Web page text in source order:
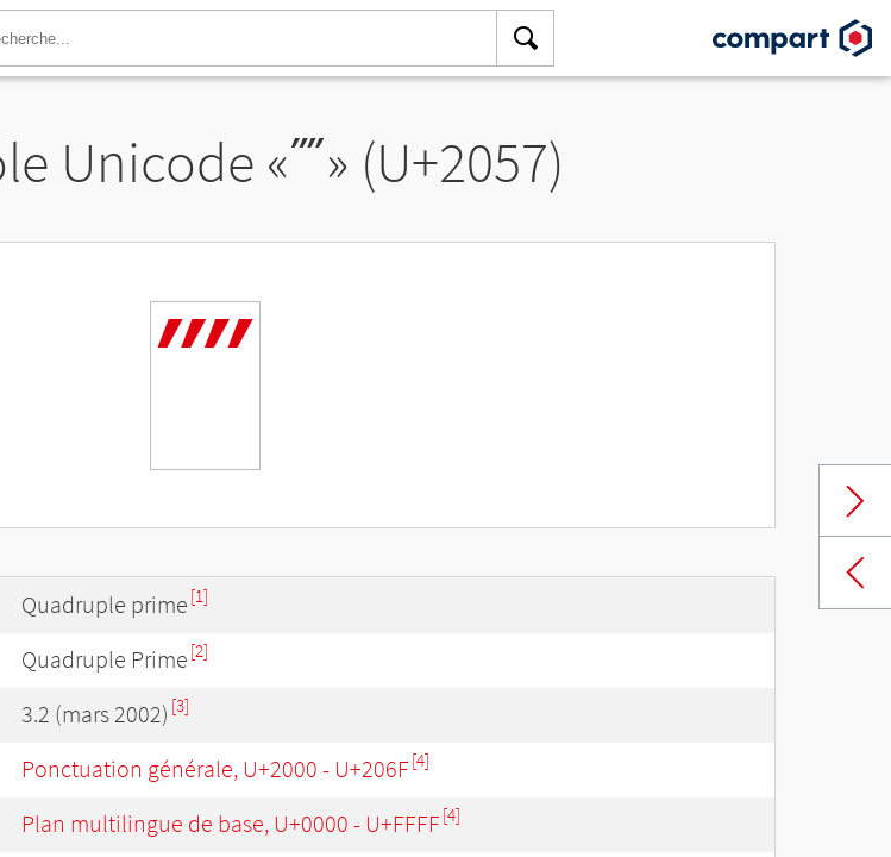
Unicode «⁗» (U+2057)
⁗
Quadruple prime [1]
Quadruple Prime [2]
3.2 (mars 2002) [3]
Ponctuation générale, U+2000 - U+206F[4]
Plan multilingue de base, U+0000 - U+FFFF[4]